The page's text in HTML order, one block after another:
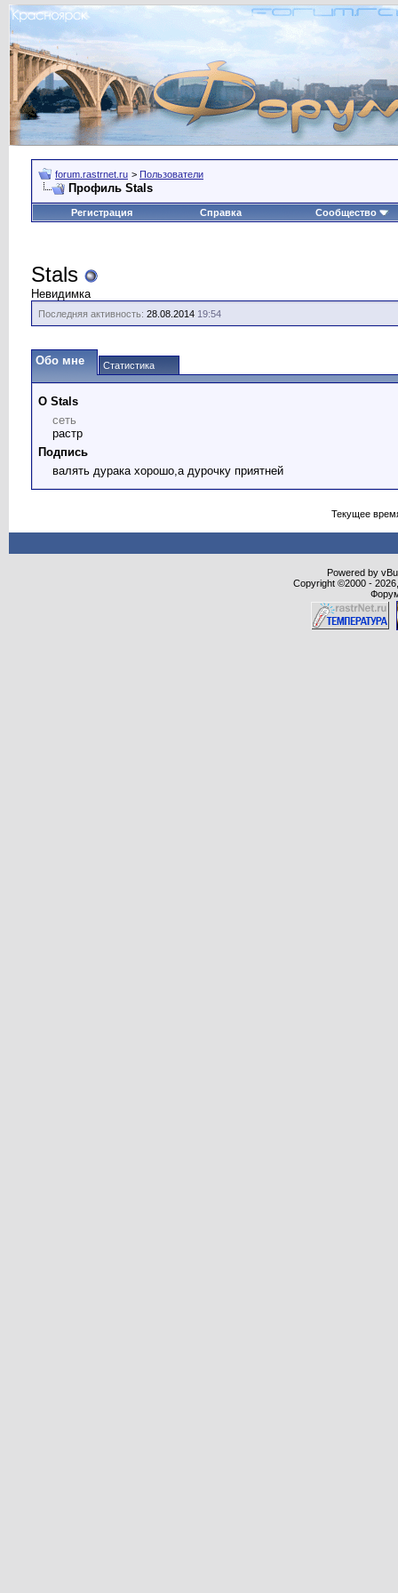
forum.rastrnet.ru > Пользователи
Профиль Stals
Регистрация Справка Сообщество
Stals
Невидимка
Последняя активность: 28.08.2014 19:54
Обо мне Статистика
О Stals
сеть
растр
Подпись
валять дурака хорошо,а дурочку приятней
Текущее
Powered by
Copyright ©2000 -